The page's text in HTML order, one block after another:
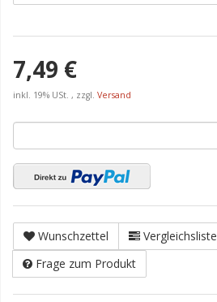
7,49 €
inkl. 19% USt. , zzgl. Versand
Wunschzettel
Vergleichsliste
Frage zum Produkt